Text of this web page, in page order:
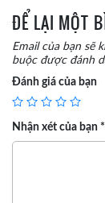
ĐỂ LẠI MỘT
Email của bạn sẽ
buộc được đánh
Đánh giá của bạn
Nhận xét của bạn *